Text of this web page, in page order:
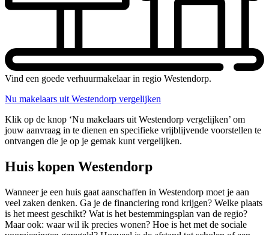
Vind een goede verhuurmakelaar in regio Westendorp.
Nu makelaars uit Westendorp vergelijken
Klik op de knop ‘Nu makelaars uit Westendorp vergelijken’ om
jouw aanvraag in te dienen en specifieke vrijblijvende voorstellen te
ontvangen die je op je gemak kunt vergelijken.
Huis kopen Westendorp
Wanneer je een huis gaat aanschaffen in Westendorp moet je aan
veel zaken denken. Ga je de financiering rond krijgen? Welke plaats
is het meest geschikt? Wat is het bestemmingsplan van de regio?
Maar ook: waar wil ik precies wonen? Hoe is het met de sociale